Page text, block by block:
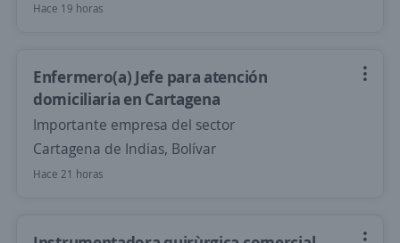
Hace 19 horas
Enfermero(a) Jefe para atención
domiciliaria en Cartagena
Importante empresa del sector
Cartagena de Indias, Bolívar
Hace 21 horas